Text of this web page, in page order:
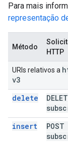
Para mais
representação
Método
HTTP
URIs relativos a
v3
delete
insert POST